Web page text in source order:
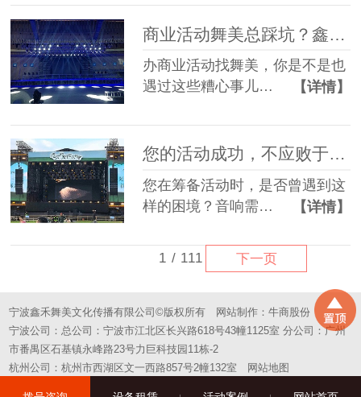
商业活动舞美总踩坑？鑫禾一站式方案帮您避坑
办商业活动找舞美，你是不是也
遇过这些糟心事儿…
【详情】
您的活动成功，不应败于“拼凑”的舞台——选择一站式，选择省心
您在筹备活动时，是否曾遇到这
样的困境？音响需…
【详情】
1 / 111 下一页
宁波鑫禾舞美文化传播有限公司©版权所有 网站制作：牛商股份
宁波公司：总公司：宁波市江北区长兴路618号43幢1125室 分公司：广州
市番禺区石基镇永峰路23号力巨科技园11栋-2
杭州公司：杭州市西湖区文一西路857号2幢132室
网站地图